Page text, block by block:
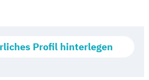
Profil hinterlegen